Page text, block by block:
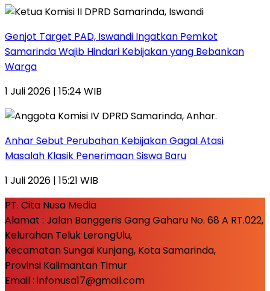
Genjot Target PAD, Iswandi Ingatkan Pemkot
Samarinda Wajib Hindari Kebijakan yang Bebankan
Warga
1 Juli 2026 | 15:24 WIB
Anhar Sebut Perubahan Kebijakan Gagal Atasi
Masalah Klasik Penerimaan Siswa Baru
1 Juli 2026 | 15:21 WIB
PT. Cita Nusa Media
Alamat : Jalan Banggeris Gang Gaharu No. 68 A RT.022,
Kelurahan Teluk LerongUlu,
Kecamatan Sungai Kunjang, Kota Samarinda,
Provinsi Kalimantan Timur
Email : infonusa17@gmail.com